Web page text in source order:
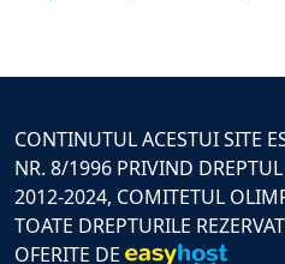
CONTINUTUL ACESTUI SITE
NR. 8/1996 PRIVIND
2012-2024, COMITETUL
TOATE DREPTURILE
OFERITE DE